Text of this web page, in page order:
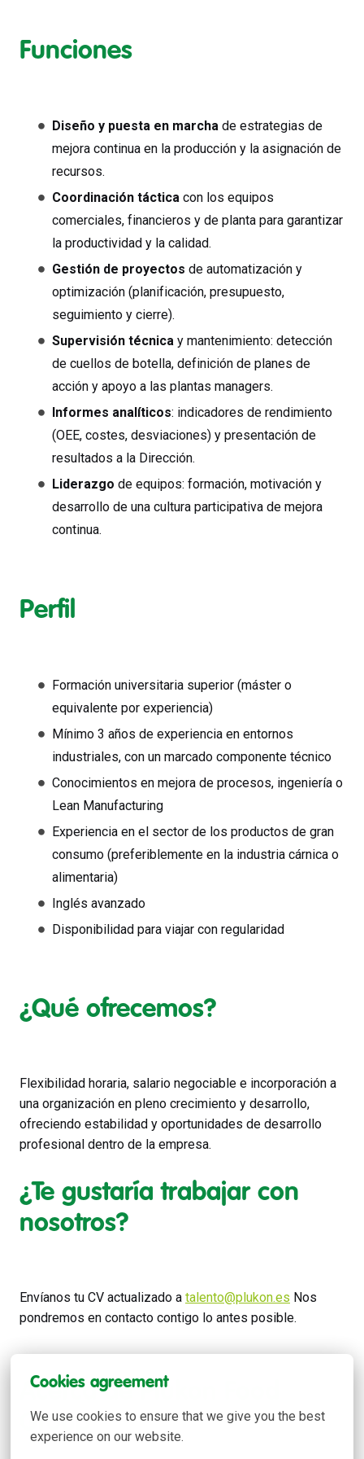
Cookies agreement
We use cookies to ensure that we give you the best
experience on our website.
Funciones
Diseño y puesta en marcha de estrategias de
mejora continua en la producción y la asignación de
recursos.
Coordinación táctica con los equipos
comerciales, financieros y de planta para garantizar
la productividad y la calidad.
Gestión de proyectos de automatización y
optimización (planificación, presupuesto,
seguimiento y cierre).
Supervisión técnica y mantenimiento: detección
de cuellos de botella, definición de planes de
acción y apoyo a las plantas managers.
Informes analíticos: indicadores de rendimiento
(OEE, costes, desviaciones) y presentación de
resultados a la Dirección.
Liderazgo de equipos: formación, motivación y
desarrollo de una cultura participativa de mejora
continua.
Perfil
Formación universitaria superior (máster o
equivalente por experiencia)
Mínimo 3 años de experiencia en entornos
industriales, con un marcado componente técnico
Conocimientos en mejora de procesos, ingeniería o
Lean Manufacturing
Experiencia en el sector de los productos de gran
consumo (preferiblemente en la industria cárnica o
alimentaria)
Inglés avanzado
Disponibilidad para viajar con regularidad
¿Qué ofrecemos?
Flexibilidad horaria, salario negociable e incorporación a
una organización en pleno crecimiento y desarrollo,
ofreciendo estabilidad y oportunidades de desarrollo
profesional dentro de la empresa.
¿Te gustaría trabajar con
nosotros?
Envíanos tu CV actualizado a talento@plukon.es Nos
pondremos en contacto contigo lo antes posible.
Acerca de Plukon Food
Group